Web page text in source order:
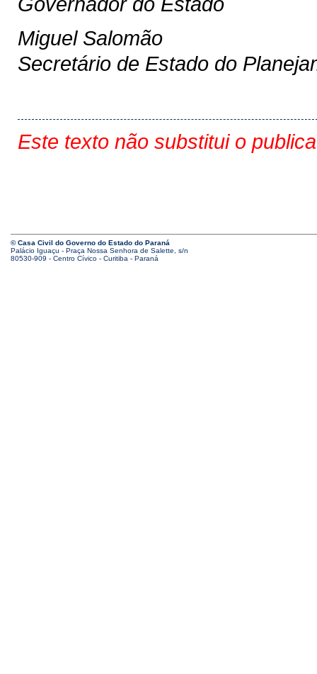
Miguel Salomão
Secretário de Estado do
Este texto não substitui o
© Casa Civil do Governo do Estado do Paraná
Palácio Iguaçu - Praça Nossa Senhora de Salette, s/n
80530-909 - Centro Cívico - Curitiba - Paraná